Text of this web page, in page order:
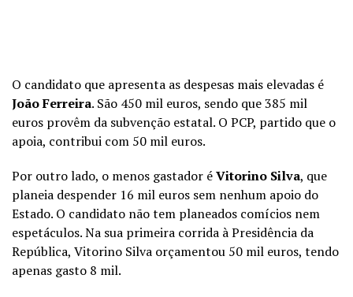
O candidato que apresenta as despesas mais elevadas é
João Ferreira. São 450 mil euros, sendo que 385 mil
euros provêm da subvenção estatal. O PCP, partido que o
apoia, contribui com 50 mil euros.
Por outro lado, o menos gastador éVitorino Silva, que
planeia despender 16 mil euros sem nenhum apoio do
Estado. O candidato não tem planeados comícios nem
espetáculos. Na sua primeira corrida à Presidência da
República, Vitorino Silva orçamentou 50 mil euros, tendo
apenas gasto 8 mil.